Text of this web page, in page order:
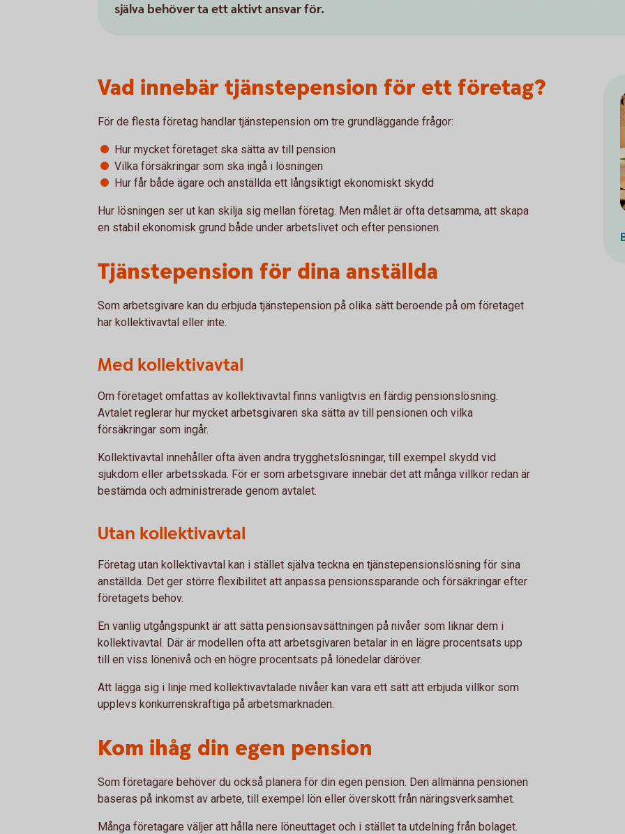
själva behöver ta ett aktivt ansvar för.
Vad innebär tjänstepension för ett företag?
För de flesta företag handlar tjänstepension om tre grundläggande frågor:
Hur mycket företaget ska sätta av till pension
Vilka försäkringar som ska ingå i lösningen
Hur får både ägare och anställda ett långsiktigt ekonomiskt skydd
Hur lösningen ser ut kan skilja sig mellan företag. Men målet är ofta detsamma, att skapa
en stabil ekonomisk grund både under arbetslivet och efter pensionen.
Tjänstepension för dina anställda
Som arbetsgivare kan du erbjuda tjänstepension på olika sätt beroende på om företaget
har kollektivavtal eller inte.
Med kollektivavtal
Om företaget omfattas av kollektivavtal finns vanligtvis en färdig pensionslösning.
Avtalet reglerar hur mycket arbetsgivaren ska sätta av till pensionen och vilka
försäkringar som ingår.
Kollektivavtal innehåller ofta även andra trygghetslösningar, till exempel skydd vid
sjukdom eller arbetsskada. För er som arbetsgivare innebär det att många villkor redan är
bestämda och administrerade genom avtalet.
Utan kollektivavtal
Företag utan kollektivavtal kan i stället själva teckna en tjänstepensionslösning för sina
anställda. Det ger större flexibilitet att anpassa pensionssparande och försäkringar efter
företagets behov.
En vanlig utgångspunkt är att sätta pensionsavsättningen på nivåer som liknar dem i
kollektivavtal. Där är modellen ofta att arbetsgivaren betalar in en lägre procentsats upp
till en viss lönenivå och en högre procentsats på lönedelar däröver.
Att lägga sig i linje med kollektivavtalade nivåer kan vara ett sätt att erbjuda villkor som
upplevs konkurrenskraftiga på arbetsmarknaden.
Kom ihåg din egen pension
Som företagare behöver du också planera för din egen pension. Den allmänna pensionen
baseras på inkomst av arbete, till exempel lön eller överskott från näringsverksamhet.
Många företagare väljer att hålla nere löneuttaget och i stället ta utdelning från bolaget.